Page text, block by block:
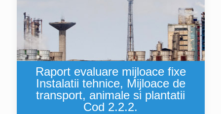
Raport evaluare mijloace fixe
Instalatii tehnice, Mijloace de
transport, animale si plantatii
Cod 2.2.2.